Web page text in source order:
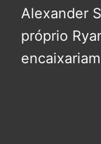
Alexander
próprio